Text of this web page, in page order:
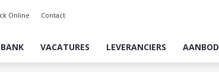
Online Contact
VACATURES LEVERANCIERS AANBOD